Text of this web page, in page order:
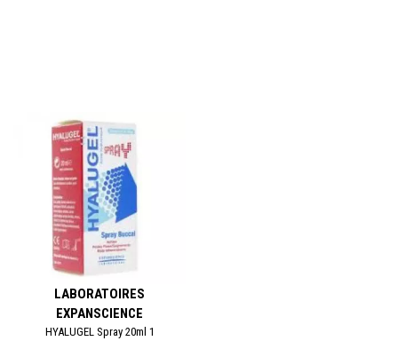
LABORATOIRES
EXPANSCIENCE
HYALUGEL Spray 20ml 1